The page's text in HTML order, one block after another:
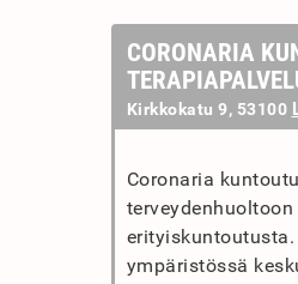
CORONARIA
Kirkkokatu 9, 53100
Coronaria
ympäristössä